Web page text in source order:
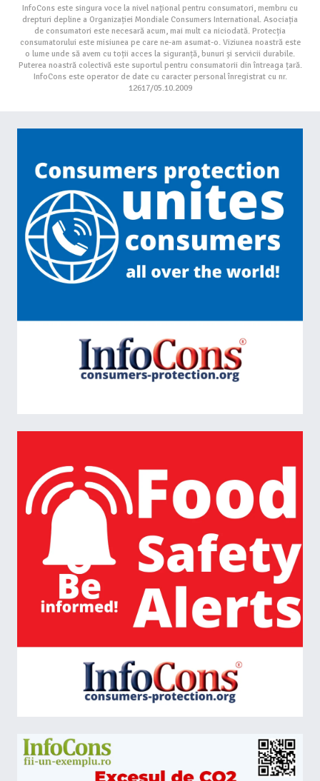
InfoCons este singura voce la nivel național pentru consumatori, membru cu
drepturi depline a Organizației Mondiale Consumers International. Asociația
de consumatori este necesară acum, mai mult ca niciodată. Protecția
consumatorului este misiunea pe care ne-am asumat-o. Viziunea noastră este
o lume unde să avem cu toții acces la siguranță, bunuri și servicii durabile.
Puterea noastră colectivă este suportul pentru consumatorii din întreaga țară.
InfoCons este operator de date cu caracter personal înregistrat cu nr.
12617/05.10.2009